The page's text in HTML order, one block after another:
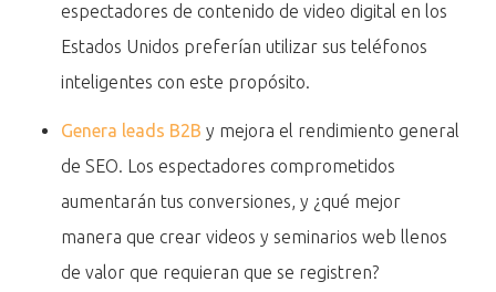
espectadores de contenido de video digital en los
Estados Unidos preferían utilizar sus teléfonos
inteligentes con este propósito.
Genera leads B2B y mejora el rendimiento general
de SEO. Los espectadores comprometidos
aumentarán tus conversiones, y ¿qué mejor
manera que crear videos y seminarios web llenos
de valor que requieran que se registren?